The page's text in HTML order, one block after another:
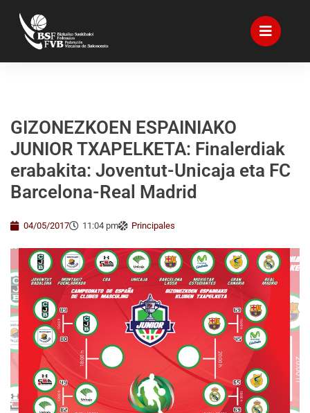
GIZONEZKOEN ESPAINIAKO
JUNIOR TXAPELKETA: Finalerdiak
erabakita: Joventut-Unicaja eta FC
Barcelona-Real Madrid
04/05/2017 11:04 pm Principales